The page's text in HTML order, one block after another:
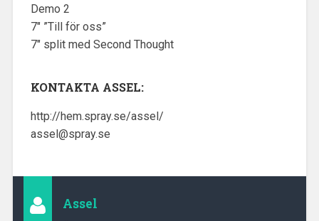
Demo 2
7″ ”Till för oss”
7″ split med Second Thought
KONTAKTA ASSEL:
http://hem.spray.se/assel/
assel@spray.se
Assel